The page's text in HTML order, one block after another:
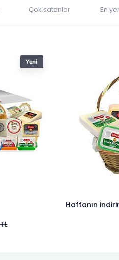
Çok satanlar En
Haftanın